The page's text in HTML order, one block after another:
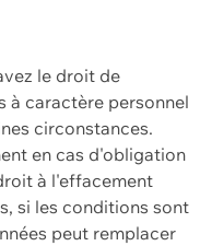
le droit de
à caractère personnel
circonstances.
en cas d'obligation
à l'effacement
si les conditions sont
peut remplacer